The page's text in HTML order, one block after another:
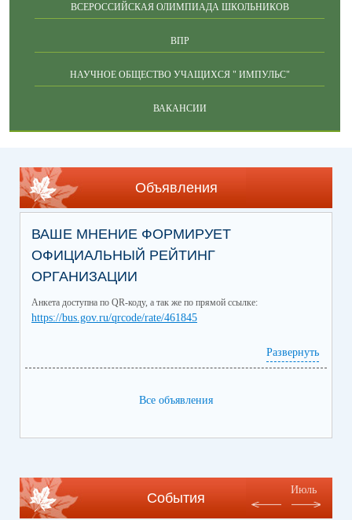
ВСЕРОССИЙСКАЯ ОЛИМПИАДА ШКОЛЬНИКОВ
ВПР
НАУЧНОЕ ОБЩЕСТВО УЧАЩИХСЯ " ИМПУЛЬС"
ВАКАНСИИ
Объявления
ВАШЕ МНЕНИЕ ФОРМИРУЕТ
ОФИЦИАЛЬНЫЙ РЕЙТИНГ
ОРГАНИЗАЦИИ
Анкета доступна по QR-коду, а так же по прямой ссылке:
https://bus.gov.ru/qrcode/rate/461845
Развернуть
Все объявления
События
Июль